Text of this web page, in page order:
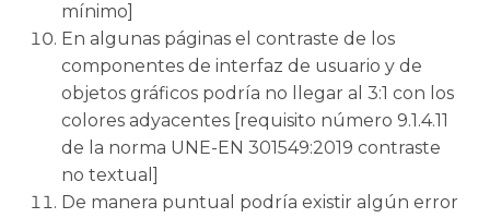
mínimo]
En algunas páginas el contraste de los
componentes de interfaz de usuario y de
objetos gráficos podría no llegar al 3:1 con los
colores adyacentes [requisito número 9.1.4.11
de la norma UNE-EN 301549:2019 contraste
no textual]
De manera puntual podría existir algún error